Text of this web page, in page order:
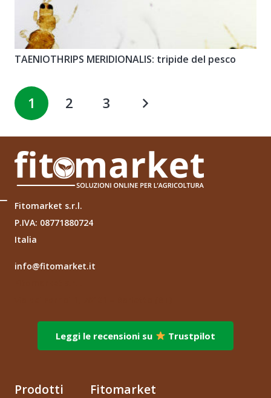
TAENIOTHRIPS MERIDIONALIS: tripide del pesco
1 2 3
Fitomarket s.r.l.
P.IVA: 08771880724
Italia
info@fitomarket.it
Leggi le recensioni su Trustpilot
Prodotti Fitomarket